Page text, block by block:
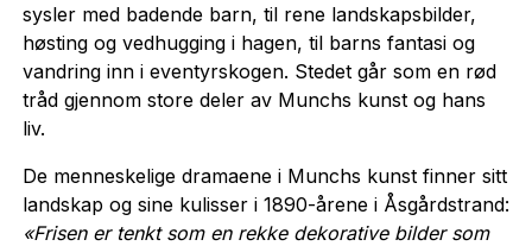
sysler med badende barn, til rene landskapsbilder,
høsting og vedhugging i hagen, til barns fantasi og
vandring inn i eventyrskogen. Stedet går som en rød
tråd gjennom store deler av Munchs kunst og hans
liv.
De menneskelige dramaene i Munchs kunst finner sitt
landskap og sine kulisser i 1890-årene i Åsgårdstrand:
«Frisen er tenkt som en rekke dekorative bilder som